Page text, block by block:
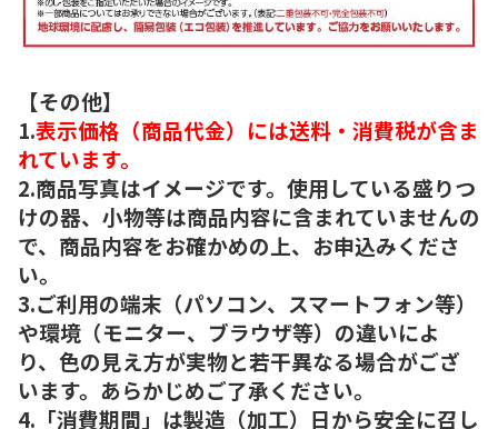
【その他】
1.表示価格（商品代金）には送料・消費税が含ま
れています。
2.商品写真はイメージです。使用している盛りつ
けの器、小物等は商品内容に含まれていませんの
で、商品内容をお確かめの上、お申込みくださ
い。
3.ご利用の端末（パソコン、スマートフォン等）
や環境（モニター、ブラウザ等）の違いによ
り、色の見え方が実物と若干異なる場合がござ
います。あらかじめご了承ください。
4.「消費期間」は製造（加工）日から安全に召し